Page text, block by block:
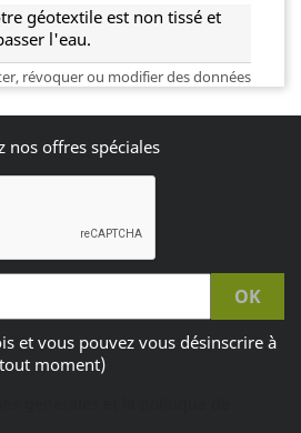
géotextile est non tissé et
l'eau.
révoquer ou modifier des données
nos offres spéciales
et vous pouvez vous désinscrire à
tout moment)